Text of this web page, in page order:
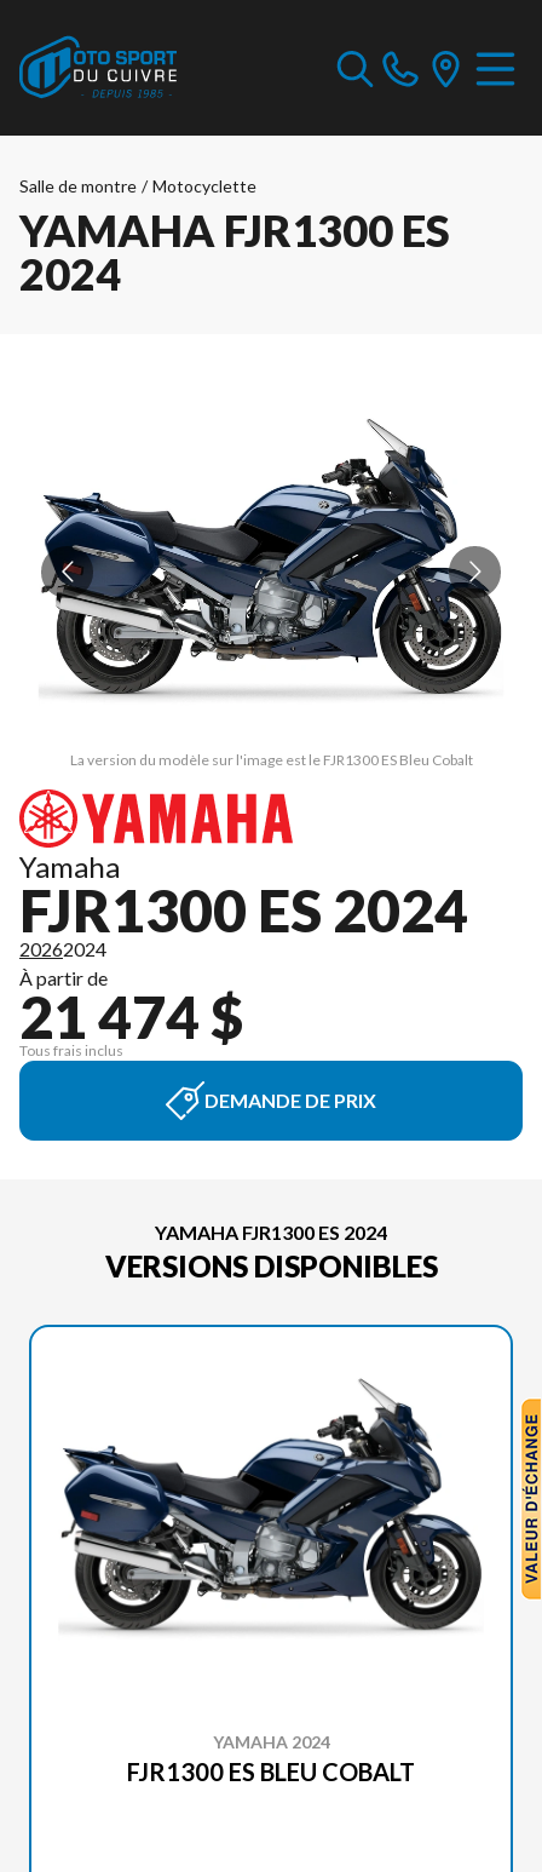
Salle de montre / Motocyclette
YAMAHA FJR1300 ES
2024
La version du modèle sur l'image est le FJR1300 ES Bleu Cobalt
Yamaha
FJR1300 ES 2024
20262024
À partir de
21 474 $
Tous frais inclus
DEMANDE DE PRIX
YAMAHA FJR1300 ES 2024
VERSIONS DISPONIBLES
YAMAHA 2024
FJR1300 ES BLEU COBALT